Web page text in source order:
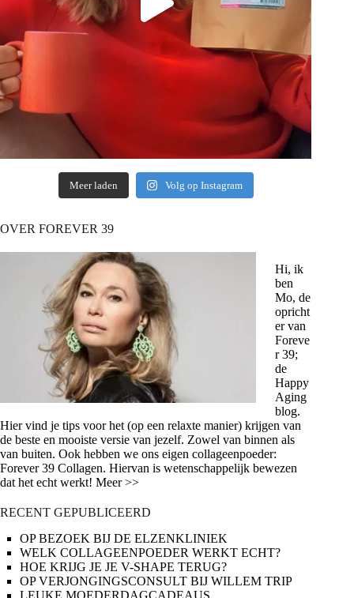
Meer laden Volg op Instagram
OVER FOREVER 39
Hi, ik
ben
Mo, de
opricht
er van
Foreve
r 39;
de
Happy
Aging
blog.
Hier vind je tips voor het (op een relaxte manier) krijgen van
de beste en mooiste versie van jezelf. Zowel van binnen als
van buiten. Ook hebben we ons eigen collageenpoeder:
Forever 39 Collagen. Hiervan is wetenschappelijk bewezen
dat het echt werkt! Meer >>
RECENT GEPUBLICEERD
OP BEZOEK BIJ DE ELZENKLINIEK
WELK COLLAGEENPOEDER WERKT ECHT?
HOE KRIJG JE JE V-SHAPE TERUG?
OP VERJONGINGSCONSULT BIJ WILLEM TRIP
LEUKE MOEDERDAGCADEAUS